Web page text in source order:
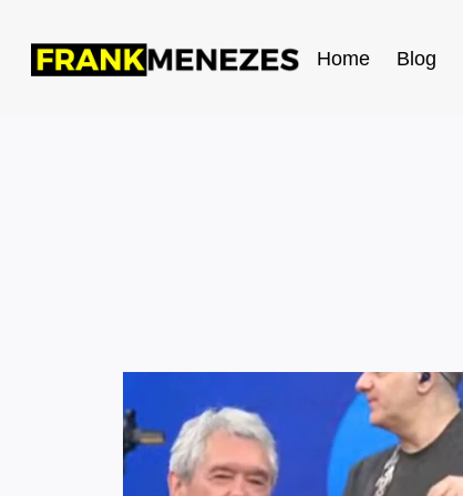
Home Blog